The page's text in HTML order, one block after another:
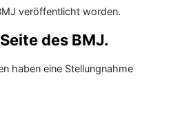
veröffentlicht worden.
des BMJ.
haben eine Stellungnahme